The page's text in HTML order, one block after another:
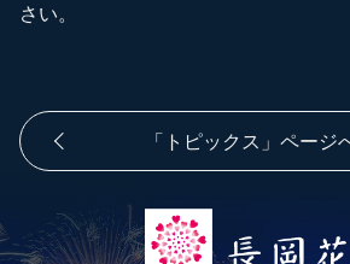
さい。
「トピックス」ページ